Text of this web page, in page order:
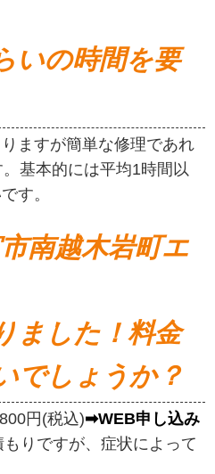
いの時間を要
ますが簡単な修理であれ
基本的には平均1時間以
す。
南越木岩町エ
ました！料金
でしょうか？
円(税込)➡WEB申し込み
りですが、症状によって